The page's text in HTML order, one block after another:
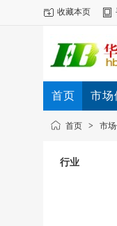
收藏本页
首页 市场
首页 > 市
行业